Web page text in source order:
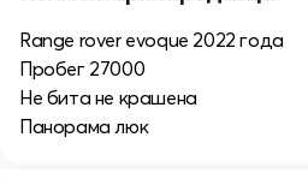
Range rover evoque 2022 года
Пробег 27000
Не бита не крашена
Панорама люк